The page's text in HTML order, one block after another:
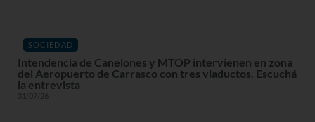
SOCIEDAD
Intendencia de Canelones y MTOP intervienen en zona
del Aeropuerto de Carrasco con tres viaductos. Escuchá
la entrevista
31/07/26